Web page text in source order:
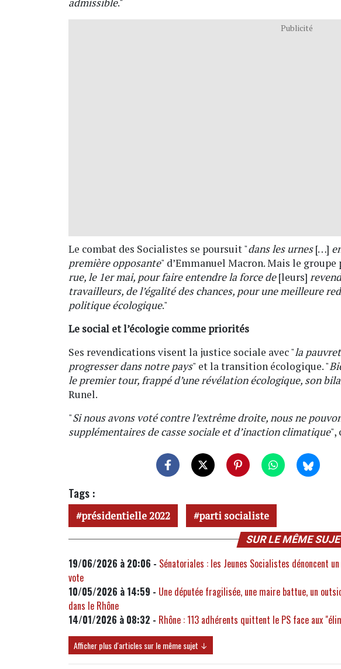
Publicité
Le combat des Socialistes se poursuit "dans les urnes[…]
première opposante" d’Emmanuel Macron. Mais le
rue, le 1er mai, pour faire entendre la force de[leurs]
travailleurs, de l’égalité des chances, pour une meilleure
politique écologique."
Le social et l’écologie comme priorités
Ses revendications visent la justice sociale avec "la
progresser dans notre pays" et la transition écologique. "
le premier tour, frappé d’une révélation écologique, son
Runel.
"Si nous avons voté contre l’extrême droite, nous ne
supplémentaires de casse sociale et d’inaction climatique",
Tags :
présidentielle 2022 parti socialiste
SUR LE MÊME
19/06/2026 à 20:06 - Sénatoriales : les Jeunes Socialistes dénoncent
vote
10/05/2026 à 14:59 - Une députée fragilisée, une maire battue, un
dans le Rhône
14/01/2026 à 08:32 - Rhône : 113 adhérents quittent le PS face aux
Afficher plus d'articles sur le même sujet ↓